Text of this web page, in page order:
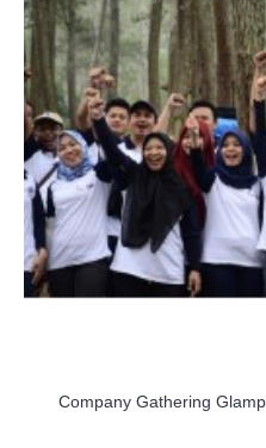
Company Gathering